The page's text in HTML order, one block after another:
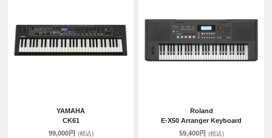
YAMAHA
CK61
99,000円 (税込)
Roland
E-X50 Arranger Keyboard
59,400円 (税込)